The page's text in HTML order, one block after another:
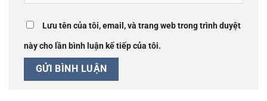
Lưu tên của tôi, email, và trang web trong trình duyệt
này cho lần bình luận kế tiếp của tôi.